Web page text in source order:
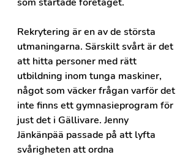
Rekrytering är en av de största
utmaningarna. Särskilt svårt är det
att hitta personer med rätt
utbildning inom tunga maskiner,
något som väcker frågan varför det
inte finns ett gymnasieprogram för
just det i Gällivare. Jenny
Jänkänpää passade på att lyfta
svårigheten att ordna